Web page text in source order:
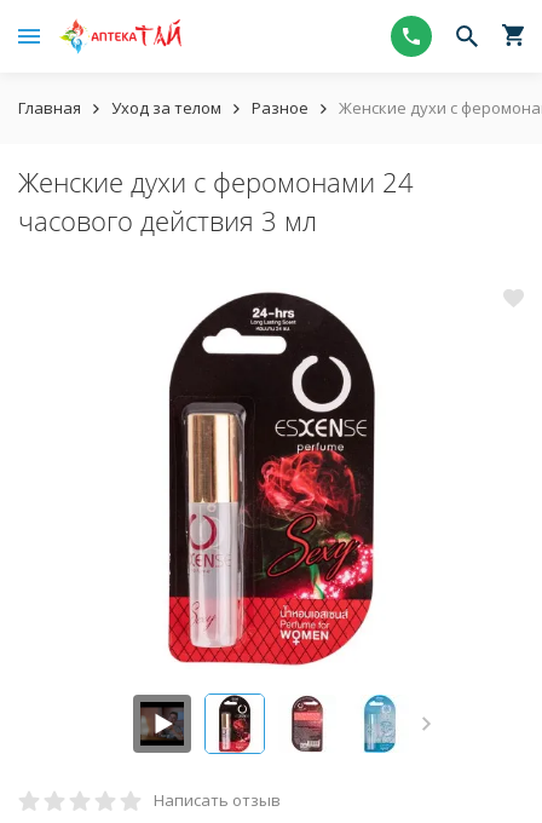
Главная Уход за телом Разное Женские духи с
Женские духи с феромонами 24
часового действия 3 мл
Написать отзыв